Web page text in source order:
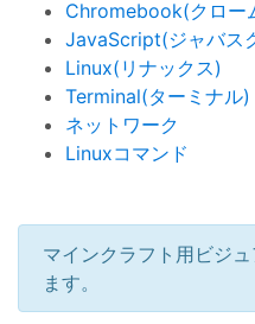
Chromebook(クロー
JavaScript(ジャバス
Linux(リナックス)
Terminal(ターミナル)
ネットワーク
Linuxコマンド
マインクラフト用ビジ
ます。